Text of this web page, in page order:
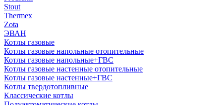
Stout
Thermex
Zota
ЭВАН
Котлы газовые
Котлы газовые напольные отопительные
Котлы газовые напольные+ГВС
Котлы газовые настенные отопительные
Котлы газовые настенные+ГВС
Котлы твердотопливные
Классические котлы